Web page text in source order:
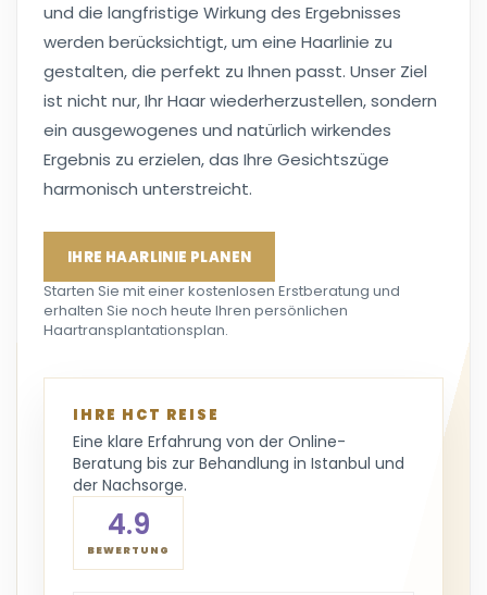
und die langfristige Wirkung des Ergebnisses
werden berücksichtigt, um eine Haarlinie zu
gestalten, die perfekt zu Ihnen passt. Unser Ziel
ist nicht nur, Ihr Haar wiederherzustellen, sondern
ein ausgewogenes und natürlich wirkendes
Ergebnis zu erzielen, das Ihre Gesichtszüge
harmonisch unterstreicht.
IHRE HAARLINIE PLANEN
Starten Sie mit einer kostenlosen Erstberatung und
erhalten Sie noch heute Ihren persönlichen
Haartransplantationsplan.
IHRE HCT REISE
Eine klare Erfahrung von der Online-
Beratung bis zur Behandlung in Istanbul und
der Nachsorge.
4.9
BEWERTUNG